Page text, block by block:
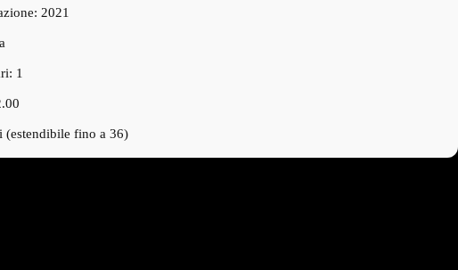
2021
1
(estendibile fino a 36)